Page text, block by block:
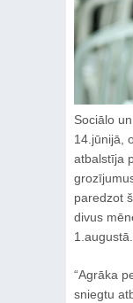
Sociālo
14.jūnijā,
atbalstīja
paredzot
divus
1.augustā.
“Agrāka
sniegtu